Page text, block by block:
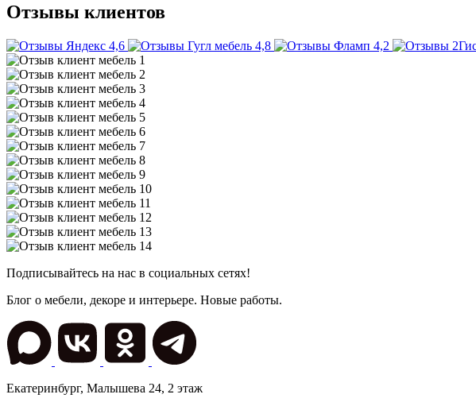
Отзывы клиентов
4,6 4,8 4,2
Подписывайтесь на нас в социальных сетях!
Блог о мебели, декоре и интерьере. Новые работы.
Екатеринбург, Малышева 24, 2 этаж